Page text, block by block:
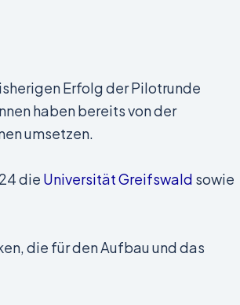
Erfolg der Pilotrunde
haben bereits von der
umsetzen.
die Universität Greifswald sowie
die für den Aufbau und das